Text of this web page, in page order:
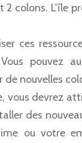
2 colons. L'île
ces
pouvez
nouvelles
vous devrez
des
ou votre